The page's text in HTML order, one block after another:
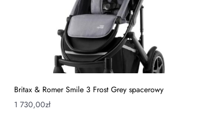
Britax & Romer Smile 3 Frost Grey spacerowy
1 730,00zł